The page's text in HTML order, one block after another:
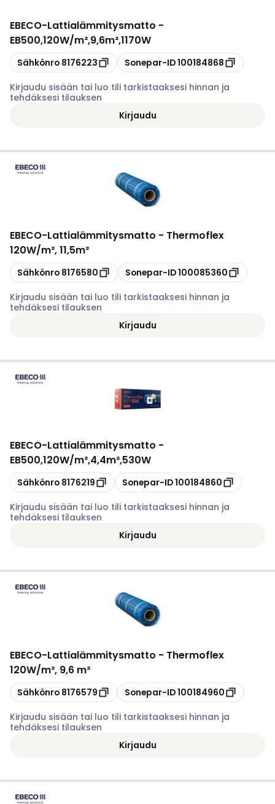
EBECO-Lattialämmitysmatto -
EB500,120W/m²,9,6m²,1170W
Kopioi
Sähkönro 8176223 Kopioi
Sonepar-ID100184868
Kirjaudu sisään tai luo tili tarkistaaksesi hinnan ja
tehdäksesi tilauksen
Kirjaudu
EBECO-Lattialämmitysmatto - Thermoflex
120W/m², 11,5m²
Kopioi
Sähkönro 8176580 Kopioi
Sonepar-ID100085360
Kirjaudu sisään tai luo tili tarkistaaksesi hinnan ja
tehdäksesi tilauksen
Kirjaudu
EBECO-Lattialämmitysmatto -
EB500,120W/m²,4,4m²,530W
Kopioi
Sähkönro 8176219 Kopioi
Sonepar-ID100184860
Kirjaudu sisään tai luo tili tarkistaaksesi hinnan ja
tehdäksesi tilauksen
Kirjaudu
EBECO-Lattialämmitysmatto - Thermoflex
120W/m², 9,6 m²
Kopioi
Sähkönro 8176579 Kopioi
Sonepar-ID100184960
Kirjaudu sisään tai luo tili tarkistaaksesi hinnan ja
tehdäksesi tilauksen
Kirjaudu